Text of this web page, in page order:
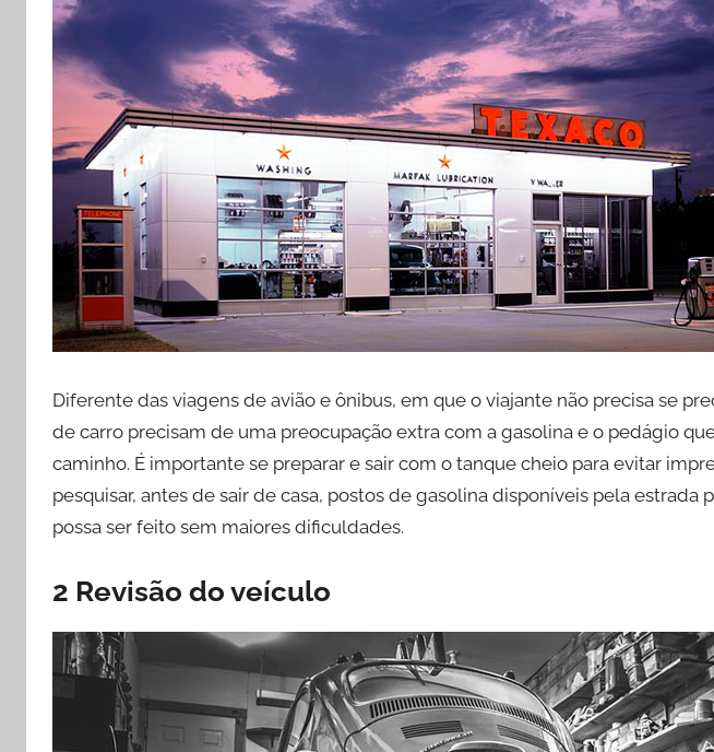
Diferente das viagens de avião e ônibus, em que o viajante não precisa se
de carro precisam de uma preocupação extra com a gasolina e o pedágio
caminho. É importante se preparar e sair com o tanque cheio para evitar
pesquisar, antes de sair de casa, postos de gasolina disponíveis pela estrada
possa ser feito sem maiores dificuldades.
2 Revisão do veículo